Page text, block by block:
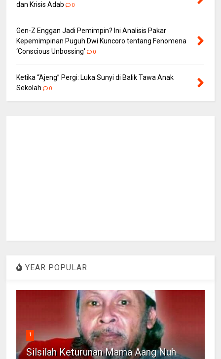
dan Krisis Adab
0
Gen-Z Enggan Jadi Pemimpin? Ini Analisis Pakar
Kepemimpinan Puguh Dwi Kuncoro tentang Fenomena
‘Conscious Unbossing'
0
Ketika “Ajeng” Pergi: Luka Sunyi di Balik Tawa Anak
Sekolah
0
YEAR POPULAR
1
Silsilah Keturunan Mama Aang Nuh